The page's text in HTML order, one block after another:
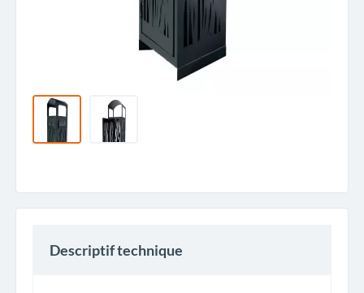
Descriptif technique